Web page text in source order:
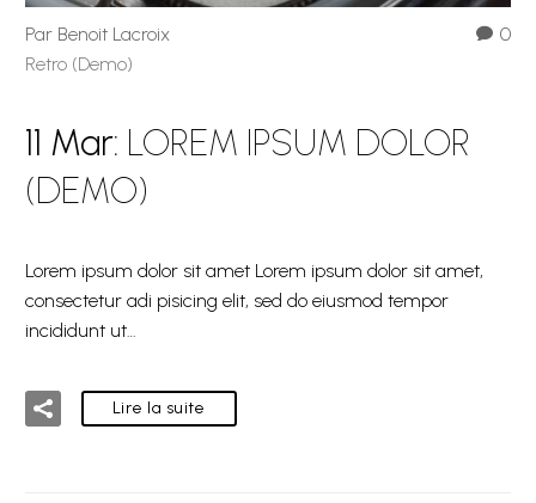
0
Par Benoit Lacroix
Retro (Demo)
11 Mar: LOREM IPSUM DOLOR
(DEMO)
Lorem ipsum dolor sit amet Lorem ipsum dolor sit amet,
consectetur adi pisicing elit, sed do eiusmod tempor
incididunt ut…
Lire la suite